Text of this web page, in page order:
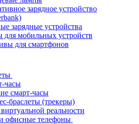
зарядное устройство
зарядные устройства
для мобильных устройств
для смартфонов
часы
смарт-часы
браслеты (трекеры)
реальности
офисные телефоны